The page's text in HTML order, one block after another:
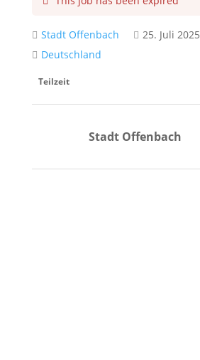
Stadt Offenbach
25. Juli 2025
Deutschland
Teilzeit
Stadt Offenbach